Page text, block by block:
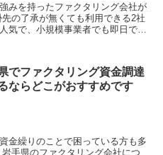
みを持ったファクタリング会社が
の了承が無くても利用できる2社
気で、小規模事業者でも即日で現
でファクタリング資金調達
ならどこがおすすめです
金繰りのことで困っている方も多
手県のファクタリング会社につ